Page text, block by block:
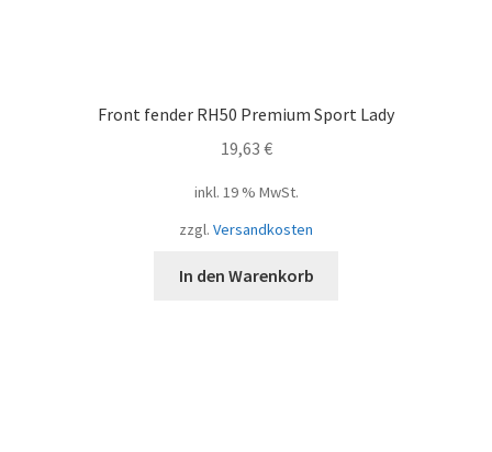
Front fender RH50 Premium Sport Lady
19,63 €
inkl. 19 % MwSt.
zzgl. Versandkosten
In den Warenkorb